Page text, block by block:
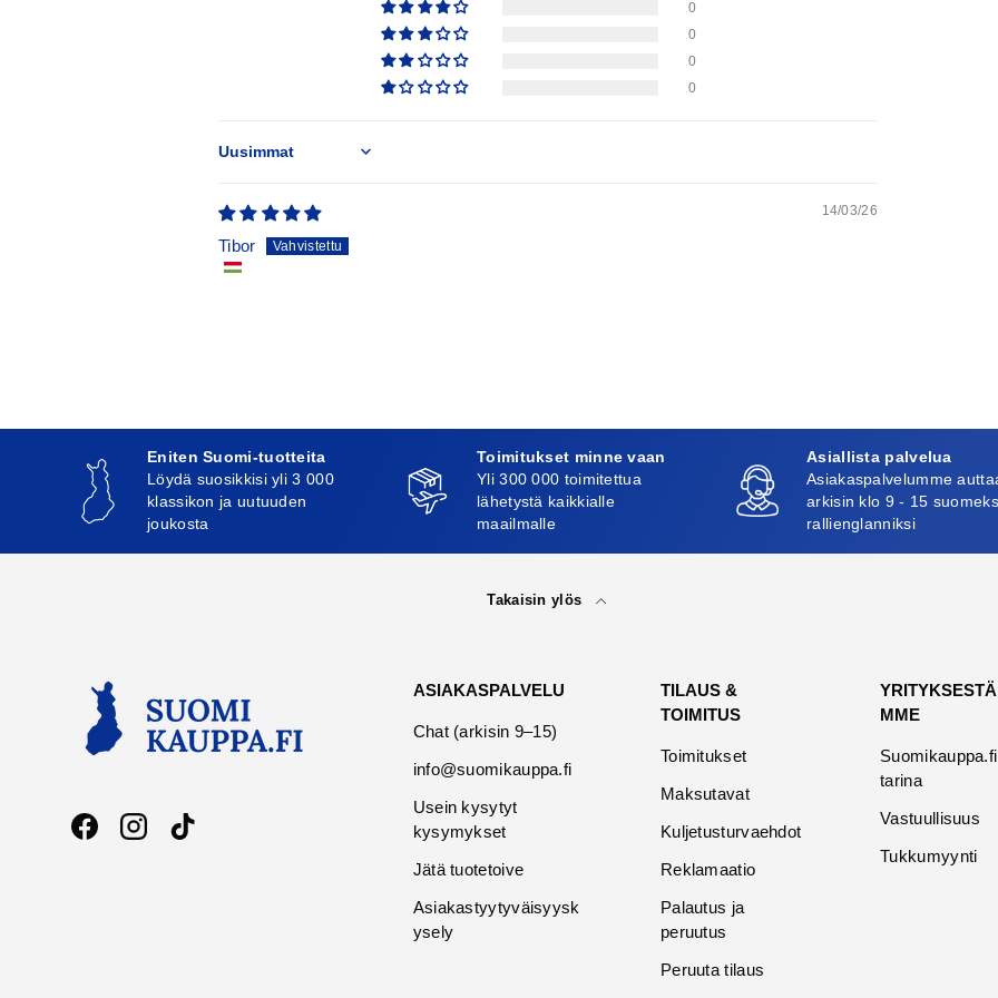
0
0
0
0
Sort by
14/03/26
Tibor
Eniten Suomi-tuotteita
Löydä suosikkisi yli 3 000
klassikon ja uutuuden
joukosta
Toimitukset minne vaan
Yli 300 000 toimitettua
lähetystä kaikkialle
maailmalle
Asiallista palvelua
Asiakaspalvelumme
arkisin klo 9 - 15
rallienglanniksi
Takaisin ylös
FacebookInstagramTikTok
ASIAKASPALVELU
Chat (arkisin 9–15)
info@suomikauppa.fi
Usein kysytyt
kysymykset
Jätä tuotetoive
Asiakastyytyväisyysk
ysely
TILAUS &
TOIMITUS
Toimitukset
Maksutavat
Kuljetusturvaehdot
Reklamaatio
Palautus ja
peruutus
Peruuta tilaus
YRITYKSESTÄ
MME
Suomikauppa.fi
tarina
Vastuullisuus
Tukkumyynti